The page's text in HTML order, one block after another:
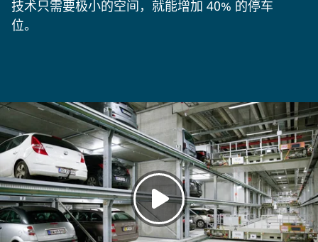
技术只需要极小的空间，就能增加 40% 的停车
位。